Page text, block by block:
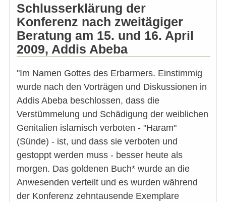
Schlusserklärung der
Konferenz nach zweitägiger
Beratung am 15. und 16. April
2009, Addis Abeba
"Im Namen Gottes des Erbarmers. Einstimmig
wurde nach den Vorträgen und Diskussionen in
Addis Abeba beschlossen, dass die
Verstümmelung und Schädigung der weiblichen
Genitalien islamisch verboten - "Haram"
(Sünde) - ist, und dass sie verboten und
gestoppt werden muss - besser heute als
morgen. Das goldenen Buch* wurde an die
Anwesenden verteilt und es wurden während
der Konferenz zehntausende Exemplare